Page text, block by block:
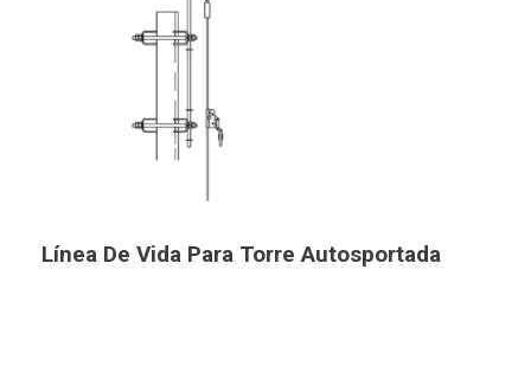
Línea De Vida Para Torre Autosportada